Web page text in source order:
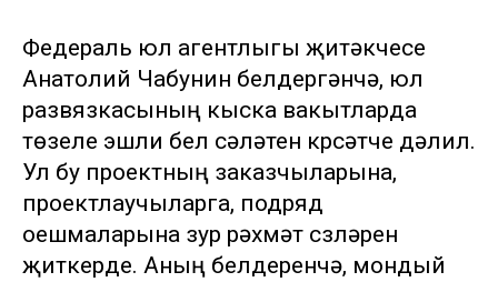
Федераль юл агентлыгы җитәкчесе
Анатолий Чабунин белдергәнчә, юл
развязкасының кыска вакытларда
төзелүе эшли белү сәләтен күрсәтүче дәлил.
Ул бу проектның заказчыларына,
проектлаучыларга, подряд
оешмаларына зур рәхмәт сүзләрен
җиткерде. Аның белдерүенчә, мондый